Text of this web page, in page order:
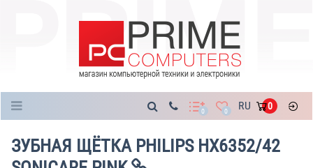
0 0 RU 0
ЗУБНАЯ ЩЁТКА PHILIPS HX6352/42